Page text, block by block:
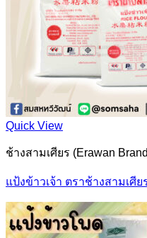
Quick View
ช้างสามเศียร (Erawan
แป้งข้าวเจ้า ตราช้างสามเศีย